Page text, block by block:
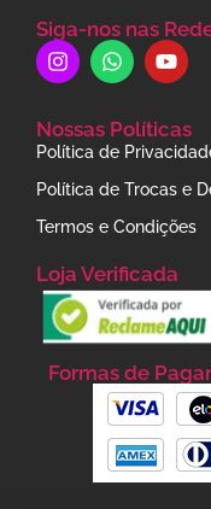
Siga-nos nas
Nossas Políticas
Política de
Política de Trocas e
Termos e Condições
Loja Verificada
Formas de